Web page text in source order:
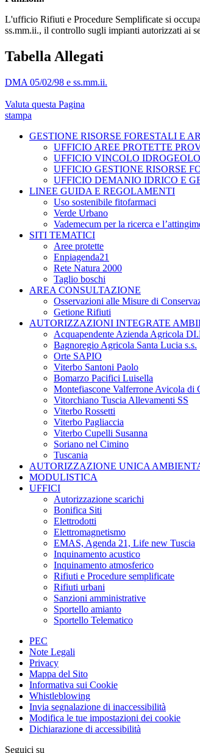
L'ufficio Rifiuti e Procedure Semplificate si
ss.mm.ii., il controllo sugli impianti autorizzati ai
Tabella Allegati
DMA 05/02/98 e ss.mm.ii.
Valuta questa Pagina
stampa
GESTIONE RISORSE FORESTALI E
UFFICIO AREE PROTETTE
UFFICIO VINCOLO
UFFICIO GESTIONE RISORSE
UFFICIO DEMANIO IDRICO E
LINEE GUIDA E REGOLAMENTI
Uso sostenibile fitofarmaci
Verde Urbano
Vademecum per la ricerca e
SITI TEMATICI
Aree protette
Enpiagenda21
Rete Natura 2000
Taglio boschi
AREA CONSULTAZIONE
Osservazioni alle Misure di
Getione Rifiuti
AUTORIZZAZIONI INTEGRATE
Acquapendente Azienda Agricola
Bagnoregio Agricola Santa Lucia s.s.
Orte SAPIO
Viterbo Santoni Paolo
Bomarzo Pacifici Luisella
Montefiascone Valferrone Avicola di
Vitorchiano Tuscia Allevamenti SS
Viterbo Rossetti
Viterbo Pagliaccia
Viterbo Cupelli Susanna
Soriano nel Cimino
Tuscania
AUTORIZZAZIONE UNICA
MODULISTICA
UFFICI
Autorizzazione scarichi
Bonifica Siti
Elettrodotti
Elettromagnetismo
EMAS, Agenda 21, Life new Tuscia
Inquinamento acustico
Inquinamento atmosferico
Rifiuti e Procedure semplificate
Rifiuti urbani
Sanzioni amministrative
Sportello amianto
Sportello Telematico
PEC
Note Legali
Privacy
Mappa del Sito
Informativa sui Cookie
Whistleblowing
Invia segnalazione di inaccessibilità
Modifica le tue impostazioni dei cookie
Dichiarazione di accessibilità
Seguici su